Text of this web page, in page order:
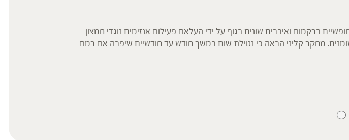
ברקמות ואיברים שונים בגוף על ידי העלאת פעילות אנזימים נוגדי חמצון
מחקר קליני הראה כי נטילת שום במשך חודש עד חודשיים שיפרה את רמת
חמצון ואנזימים המשתתפים בתהליכי ניקוי רעלים .
המלצה רפואית מוסמכת ואינו מיועד להנחות את הציבור או לשמש לגביו כהמלצה